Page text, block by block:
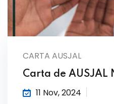
CARTA AUSJAL
Carta de AUSJAL
11 Nov, 2024